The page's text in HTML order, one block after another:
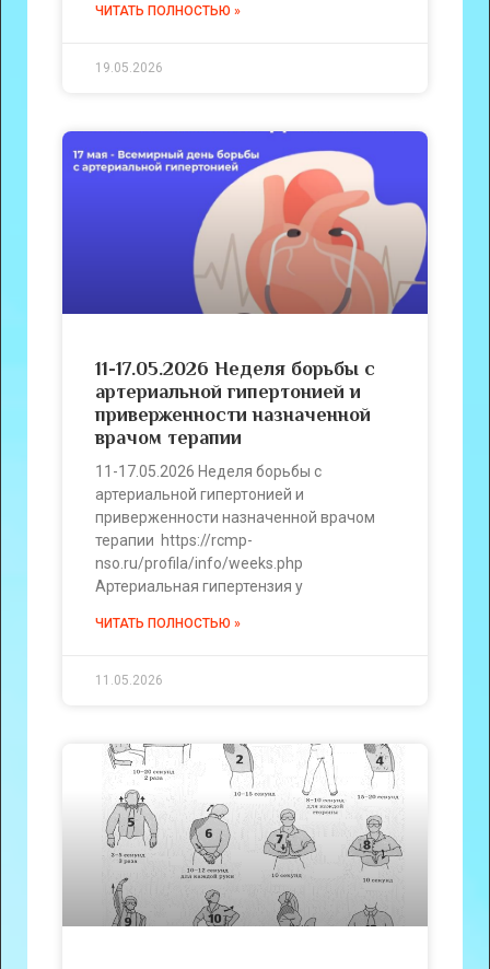
ЧИТАТЬ ПОЛНОСТЬЮ »
19.05.2026
11-17.05.2026 Неделя борьбы с
артериальной гипертонией и
приверженности назначенной
врачом терапии
11-17.05.2026 Неделя борьбы с
артериальной гипертонией и
приверженности назначенной врачом
терапии https://rcmp-
nso.ru/profila/info/weeks.php
Артериальная гипертензия у
ЧИТАТЬ ПОЛНОСТЬЮ »
11.05.2026